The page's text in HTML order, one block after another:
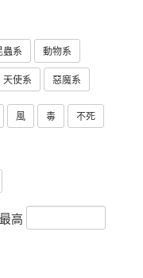
蟲系 動物系
天使系 惡魔系
風 毒 不死
最高